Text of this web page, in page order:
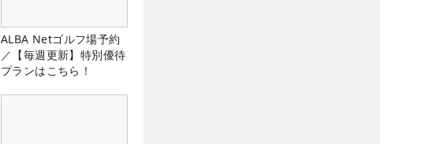
ALBA Netゴルフ場予約
／【毎週更新】特別優待
プランはこちら！